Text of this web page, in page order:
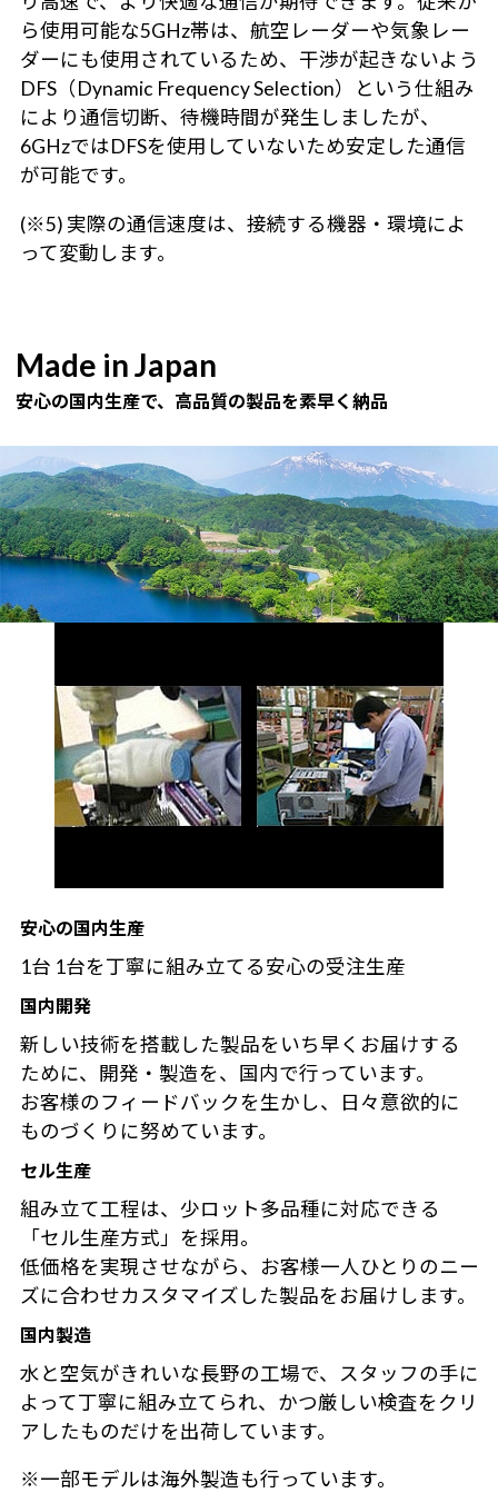
ら使用可能な5GHz帯は、航空レーダーや気象レー
ダーにも使用されているため、干渉が起きないよう
DFS（Dynamic Frequency Selection）という仕組み
により通信切断、待機時間が発生しましたが、
6GHzではDFSを使用していないため安定した通信
が可能です。
(※5) 実際の通信速度は、接続する機器・環境によ
って変動します。
Made in Japan
安心の国内生産で、高品質の製品を素早く納品
安心の国内生産
1台 1台を丁寧に組み立てる安心の受注生産
国内開発
新しい技術を搭載した製品をいち早くお届けする
ために、開発・製造を、国内で行っています。
お客様のフィードバックを生かし、日々意欲的に
ものづくりに努めています。
セル生産
組み立て工程は、少ロット多品種に対応できる
「セル生産方式」を採用。
低価格を実現させながら、お客様一人ひとりのニー
ズに合わせカスタマイズした製品をお届けします。
国内製造
水と空気がきれいな長野の工場で、スタッフの手に
よって丁寧に組み立てられ、かつ厳しい検査をクリ
アしたものだけを出荷しています。
※一部モデルは海外製造も行っています。